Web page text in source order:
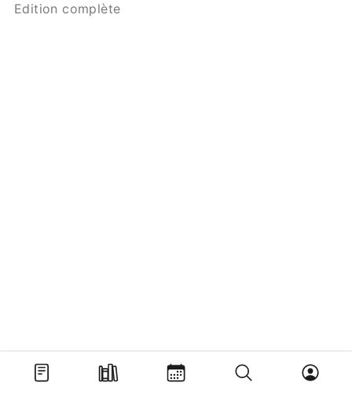
Edition complète